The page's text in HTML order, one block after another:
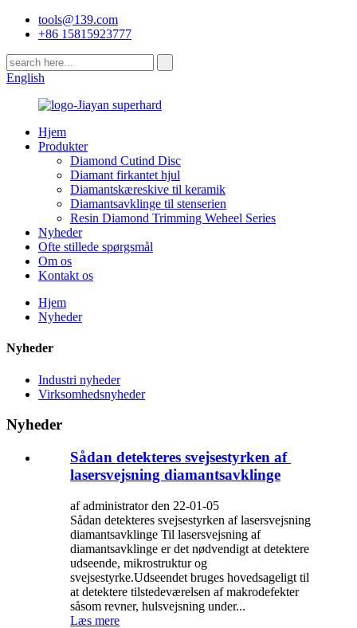
tools@139.com
+86 15815923777
English
Hjem
Produkter
Diamond Cutind Disc
Diamant firkantet hjul
Diamantskæreskive til keramik
Diamantsavklinge til stenserien
Resin Diamond Trimming Weheel Series
Nyheder
Ofte stillede spørgsmål
Om os
Kontakt os
Hjem
Nyheder
Nyheder
Industri nyheder
Virksomhedsnyheder
Nyheder
Sådan detekteres svejsestyrken af ​​
lasersvejsning diamantsavklinge
af administrator den 22-01-05
Sådan detekteres svejsestyrken af ​​lasersvejsning
diamantsavklinge Til lasersvejsning af
diamantsavklinge er det nødvendigt at detektere
udseende, mikrostruktur og
svejsestyrke.Udseendet bruges hovedsageligt til
at detektere tilstedeværelsen af ​​makrodefekter
såsom revner, hulsvejsning under...
Læs mere